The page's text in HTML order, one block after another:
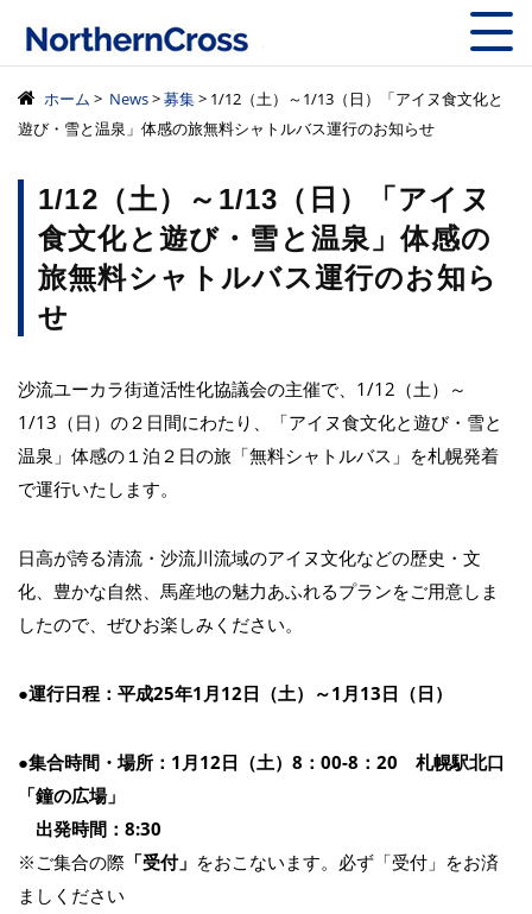
株式会社ノーザン
ホーム > News>募集> 1/12（土）～1/13（日）「アイヌ食文化と
遊び・雪と温泉」体感の旅無料シャトルバス運行のお知らせ
1/12（土）～1/13（日）「アイヌ
食文化と遊び・雪と温泉」体感の
旅無料シャトルバス運行のお知ら
せ
沙流ユーカラ街道活性化協議会の主催で、1/12（土）～
1/13（日）の２日間にわたり、「アイヌ食文化と遊び・雪と
温泉」体感の１泊２日の旅「無料シャトルバス」を札幌発着
で運行いたします。
日高が誇る清流・沙流川流域のアイヌ文化などの歴史・文
化、豊かな自然、馬産地の魅力あふれるプランをご用意しま
したので、ぜひお楽しみください。
●運行日程：平成25年1月12日（土）～1月13日（日）
●集合時間・場所：1月12日（土）8：00-8：20 札幌駅北口
「鐘の広場」
出発時間：8:30
※ご集合の際 「受付」 をおこないます。必ず「受付」をお済
ましください